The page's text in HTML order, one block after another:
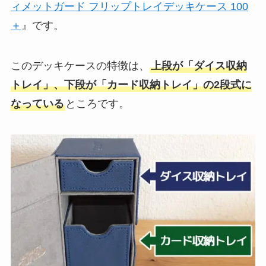
ィメットガード フリップトレイデッキケース 100
＋ 』です。
このデッキケースの特徴は、 上段が「ダイス収納
トレイ」、下段が「カード収納トレイ」の2段式に
なっているところです。